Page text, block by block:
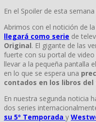
En el Spoiler de esta
Abrimos con el notición de
llegará como serie de
Original. El gigante de las
fuerte con su portal de
llevar a la pequeña pantalla
en lo que se espera una
contados en los libros
En nuestra segunda noticia
dos series
su 5º Temporada y